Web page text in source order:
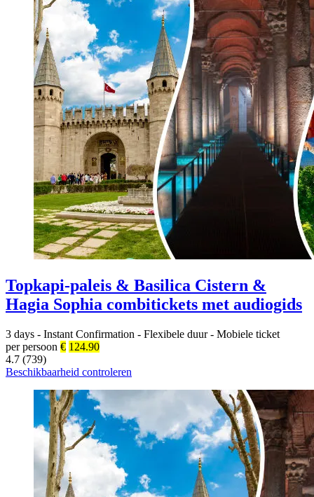
Topkapi-paleis & Basilica Cistern &
Hagia Sophia combitickets met audiogids
3 days - Instant Confirmation - Flexibele duur - Mobiele ticket
per persoon € 124.90
4.7 (739)
Beschikbaarheid controleren